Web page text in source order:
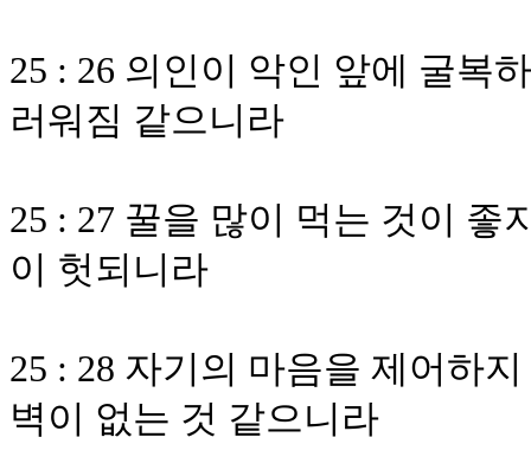
25 : 26 의인이 악인 앞에 굴복
러워짐 같으니라
25 : 27 꿀을 많이 먹는 것이 좋
이 헛되니라
25 : 28 자기의 마음을 제어하
벽이 없는 것 같으니라